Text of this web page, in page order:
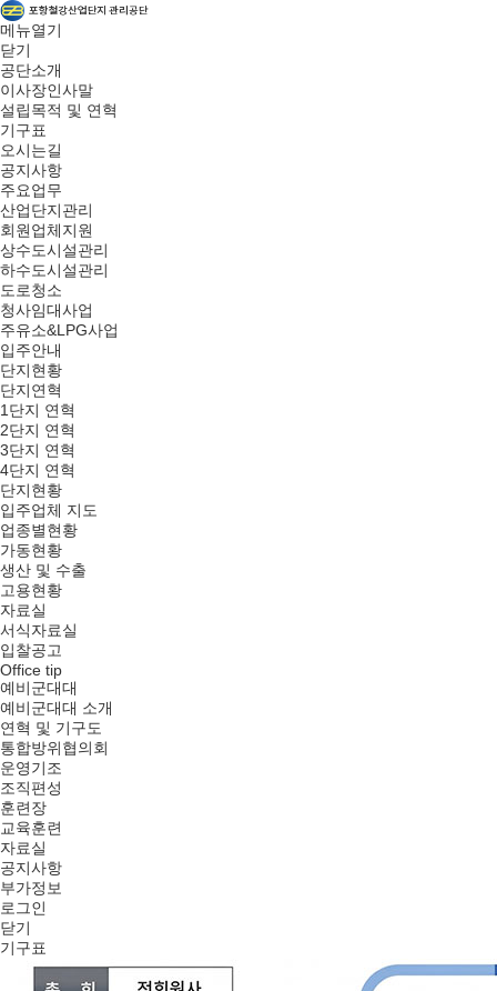
메뉴열기
닫기
공단소개
이사장인사말
설립목적 및 연혁
기구표
오시는길
공지사항
주요업무
산업단지관리
회원업체지원
상수도시설관리
하수도시설관리
도로청소
청사임대사업
주유소&LPG사업
입주안내
단지현황
단지연혁
1단지 연혁
2단지 연혁
3단지 연혁
4단지 연혁
단지현황
입주업체 지도
업종별현황
가동현황
생산 및 수출
고용현황
자료실
서식자료실
입찰공고
Office tip
예비군대대
예비군대대 소개
연혁 및 기구도
통합방위협의회
운영기조
조직편성
훈련장
교육훈련
자료실
공지사항
부가정보
로그인
닫기
기구표